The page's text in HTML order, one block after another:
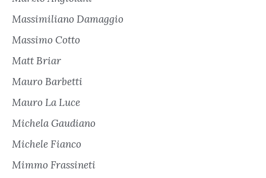
Massimiliano Damaggio
Massimo Cotto
Matt Briar
Mauro Barbetti
Mauro La Luce
Michela Gaudiano
Michele Fianco
Mimmo Frassineti